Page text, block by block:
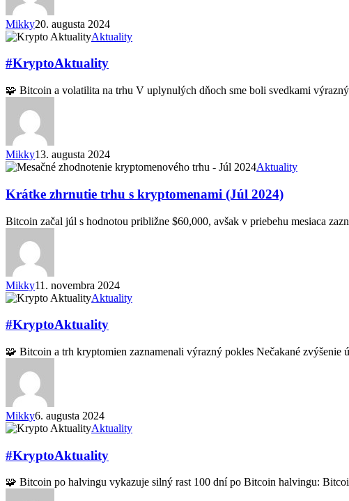
Mikky20. augusta 2024
#KryptoAktuality
Aktuality
#KryptoAktuality
🧩 Bitcoin a volatilita na trhu V uplynulých dňoch sme boli svedkami
Mikky13. augusta 2024
Krátke
trhu
s
kryptomenami
(Júl
2024)
Aktuality
Krátke zhrnutie trhu s kryptomenami (Júl 2024)
Bitcoin začal júl s hodnotou približne $60,000, avšak v priebehu mesiaca
Mikky11. novembra 2024
#KryptoAktuality
Aktuality
#KryptoAktuality
🧩 Bitcoin a trh kryptomien zaznamenali výrazný pokles Nečakané
Mikky6. augusta 2024
#KryptoAktuality
Aktuality
#KryptoAktuality
🧩 Bitcoin po halvingu vykazuje silný rast 100 dní po Bitcoin halvingu: